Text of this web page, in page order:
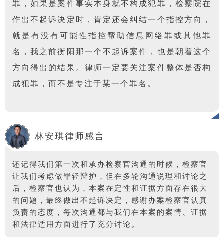
罪，如果是案件事实本身就不构成犯罪，检察院在
作出不起诉决定时，肯定还会纠结一个指控方向，
就是有没有可能性指控帮助信息网络罪或其他罪
名，我之前衡阳那一个不起诉案件，也是朝着这个
方向得出的结果。律师一定要关注案件整体是否构
成犯罪，而不是专注于某一个罪名。
林安琪律师感言
还记得我们第一次和承办检察官沟通的时候，检察官
让我们考虑做罪轻辩护，但在多轮沟通说理和讨论之
后，检察官也认为，本案在定性和证据方面存在很大
的问题，最终做出不起诉决定，感谢办案检察官认真
负责的态度，每次沟通都与我们在本案的案情、证据
和法律适用方面进行了充分讨论。